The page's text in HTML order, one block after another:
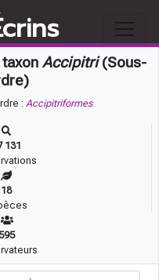
Accipitri(Sous-
: Accipitriformes
131
18